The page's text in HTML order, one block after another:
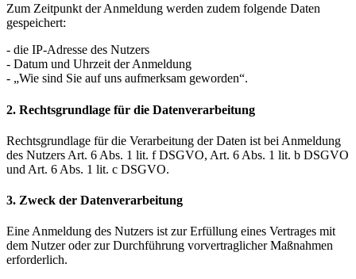
Zum Zeitpunkt der Anmeldung werden zudem folgende Daten
gespeichert:
- die IP-Adresse des Nutzers
- Datum und Uhrzeit der Anmeldung
- „Wie sind Sie auf uns aufmerksam geworden“.
2. Rechtsgrundlage für die Datenverarbeitung
Rechtsgrundlage für die Verarbeitung der Daten ist bei Anmeldung
des Nutzers Art. 6 Abs. 1 lit. f DSGVO, Art. 6 Abs. 1 lit. b DSGVO
und Art. 6 Abs. 1 lit. c DSGVO.
3. Zweck der Datenverarbeitung
Eine Anmeldung des Nutzers ist zur Erfüllung eines Vertrages mit
dem Nutzer oder zur Durchführung vorvertraglicher Maßnahmen
erforderlich.